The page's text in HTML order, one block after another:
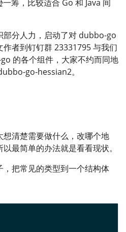
筹，比较适合 Go 和 Java 间
部分人力，启动了对 dubbo-go
者到钉钉群 23331795 与我们
的各个组件，大家不约而同地
go-hessian2。
清楚需要做什么，改哪个地
最简单的办法就是看看现状。
把常见的类型到一个结构体